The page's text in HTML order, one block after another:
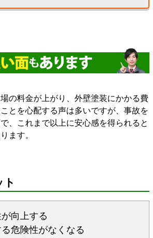
の料金が上がり、外壁塗装にかかる費
とを心配する声は多いですが、事故を
、これまで以上に安心感を得られると
ます。
向上する
危険性がなくなる